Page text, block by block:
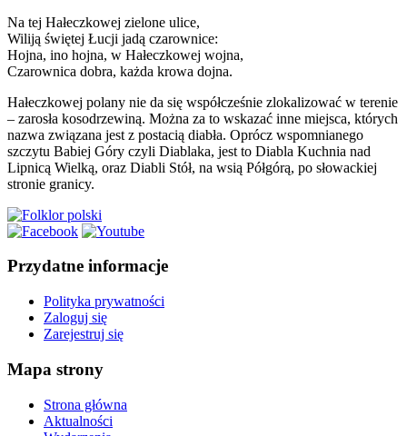
Na tej Hałeczkowej zielone ulice,
Wiliją świętej Łucji jadą czarownice:
Hojna, ino hojna, w Hałeczkowej wojna,
Czarownica dobra, każda krowa dojna.
Hałeczkowej polany nie da się współcześnie zlokalizować w terenie
– zarosła kosodrzewiną. Można za to wskazać inne miejsca, których
nazwa związana jest z postacią diabła. Oprócz wspomnianego
szczytu Babiej Góry czyli Diablaka, jest to Diabla Kuchnia nad
Lipnicą Wielką, oraz Diabli Stół, na wsią Półgórą, po słowackiej
stronie granicy.
Przydatne informacje
Polityka prywatności
Zaloguj się
Zarejestruj się
Mapa strony
Strona główna
Aktualności